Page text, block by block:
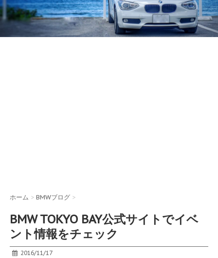
ホーム > BMWブログ >
BMW TOKYO BAY公式サイトでイベ
ント情報をチェック
2016/11/17